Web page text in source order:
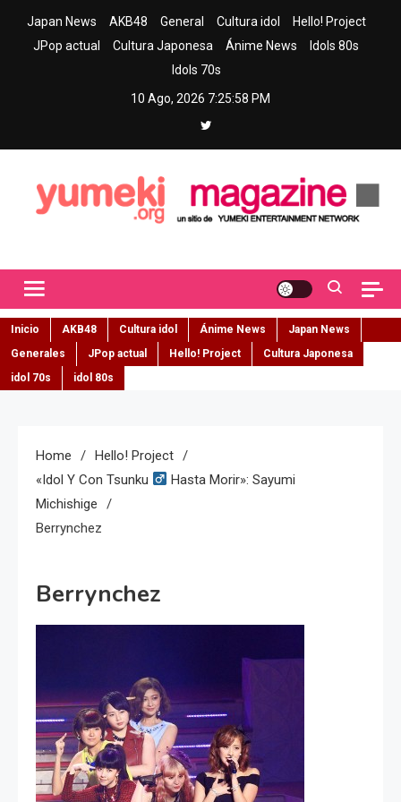
Japan News AKB48 General Cultura idol
Hello! Project
JPop actual
Cultura Japonesa Ánime News
Idols 80s
Idols 70s
10 Ago, 2026 7:25:59 PM
Inicio AKB48 Cultura idol Ánime News
Japan News
Generales
JPop actual Hello! Project
Cultura Japonesa
idol 70s
idol 80s
Home
Hello! Project
«idol Y Con Tsunku
Hasta Morir»: Sayumi
Michishige
Berrynchez
Berrynchez